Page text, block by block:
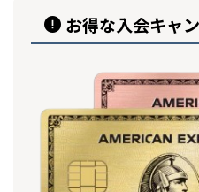
お得な入会キャ